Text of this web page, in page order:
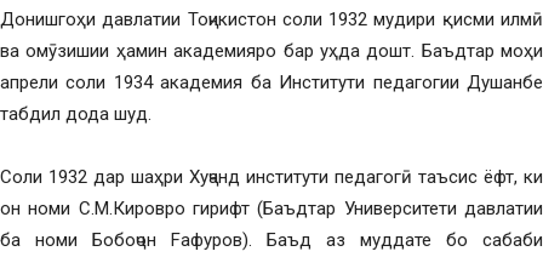
Донишгоҳи давлатии Тоҷикистон соли 1932 мудири қисми илмӣ
ва омӯзишии ҳамин академияро бар уҳда дошт. Баъдтар моҳи
апрели соли 1934 академия ба Институти педагогии Душанбе
табдил дода шуд.
Соли 1932 дар шаҳри Хуҷанд институти педагогӣ таъсис ёфт, ки
он номи С.М.Кировро гирифт (Баъдтар Университети давлатии
ба номи Бобоҷон Fафуров). Баъд аз муддате бо сабаби